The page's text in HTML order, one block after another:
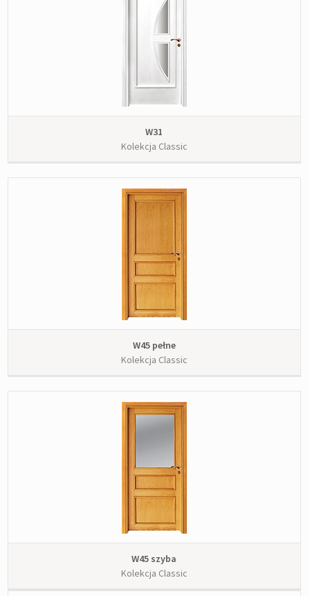
W31
Kolekcja Classic
W45 pełne
Kolekcja Classic
W45 szyba
Kolekcja Classic